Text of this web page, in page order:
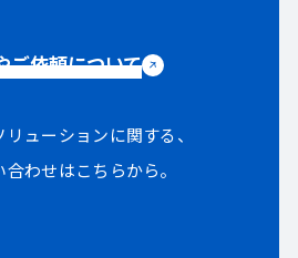
ご依頼について
ューションに関する、
わせはこちらから。